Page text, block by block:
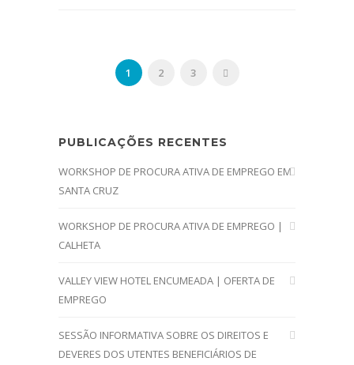
1 2 3
PUBLICAÇÕES RECENTES
WORKSHOP DE PROCURA ATIVA DE EMPREGO EM
SANTA CRUZ
WORKSHOP DE PROCURA ATIVA DE EMPREGO |
CALHETA
VALLEY VIEW HOTEL ENCUMEADA | OFERTA DE
EMPREGO
SESSÃO INFORMATIVA SOBRE OS DIREITOS E
DEVERES DOS UTENTES BENEFICIÁRIOS DE